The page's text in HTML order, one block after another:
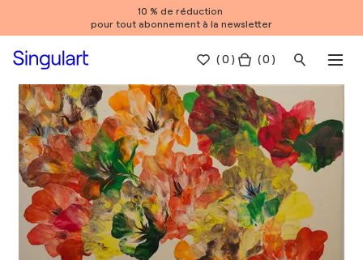
10 % de réduction
pour tout abonnement à la newsletter
(0 ) ( 0 )